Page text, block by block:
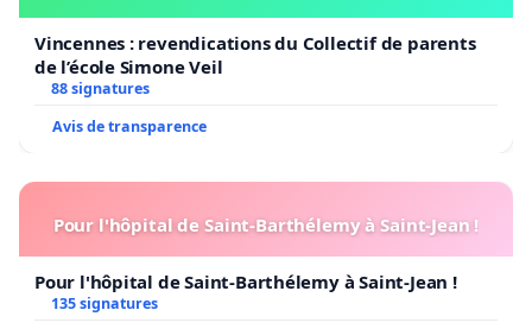
Vincennes : revendications du Collectif de parents
de l’école Simone Veil
88 signatures
Avis de transparence
Pour l'hôpital de Saint-Barthélemy à Saint-Jean !
Pour l'hôpital de Saint-Barthélemy à Saint-Jean !
135 signatures